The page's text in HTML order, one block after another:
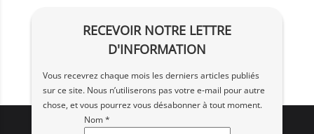
RECEVOIR NOTRE LETTRE
D'INFORMATION
Vous recevrez chaque mois les derniers articles publiés
sur ce site. Nous n’utiliserons pas votre e‑mail pour autre
chose, et vous pourrez vous désabonner à tout moment.
Nom *